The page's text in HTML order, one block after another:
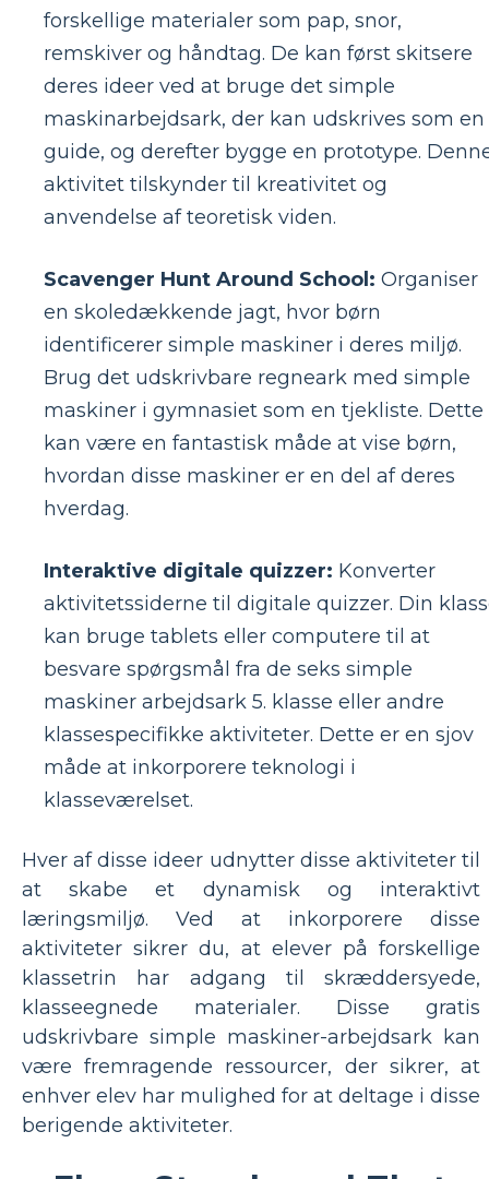
forskellige materialer som pap, snor,
remskiver og håndtag. De kan først skitsere
deres ideer ved at bruge det simple
maskinarbejdsark, der kan udskrives som en
guide, og derefter bygge en prototype.
aktivitet tilskynder til kreativitet og
anvendelse af teoretisk viden.
Scavenger Hunt Around School: Organiser
en skoledækkende jagt, hvor børn
identificerer simple maskiner i deres miljø.
Brug det udskrivbare regneark med simple
maskiner i gymnasiet som en tjekliste. Dette
kan være en fantastisk måde at vise børn,
hvordan disse maskiner er en del af deres
hverdag.
Interaktive digitale quizzer: Konverter
aktivitetssiderne til digitale quizzer. Din
kan bruge tablets eller computere til at
besvare spørgsmål fra de seks simple
maskiner arbejdsark 5. klasse eller andre
klassespecifikke aktiviteter. Dette er en sjov
måde at inkorporere teknologi i
klasseværelset.
Hver af disse ideer udnytter disse aktiviteter til
at skabe et dynamisk og interaktivt
læringsmiljø. Ved at inkorporere disse
aktiviteter sikrer du, at elever på forskellige
klassetrin har adgang til skræddersyede,
klasseegnede materialer. Disse gratis
udskrivbare simple maskiner-arbejdsark kan
være fremragende ressourcer, der sikrer, at
enhver elev har mulighed for at deltage i disse
berigende aktiviteter.